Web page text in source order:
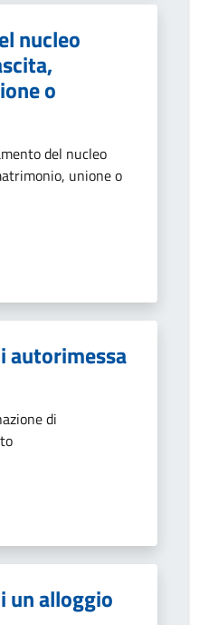
nucleo
o
del nucleo
unione o
autorimessa
di
un alloggio